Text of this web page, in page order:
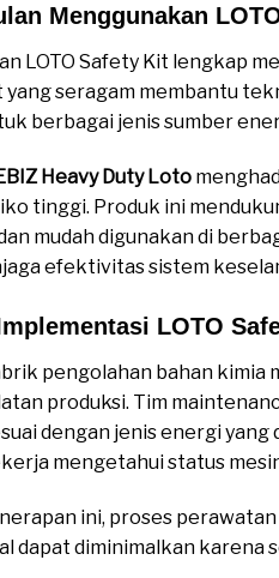
Menggunakan
LOTO Safety Kit lengkap
yang seragam membantu
berbagai jenis sumber
Heavy Duty Loto
tinggi. Produk ini
mudah digunakan di
efektivitas sistem
LOTO
pengolahan bahan kimia
produksi. Tim
dengan jenis energi
mengetahui status
ini, proses
dapat diminimalkan karena